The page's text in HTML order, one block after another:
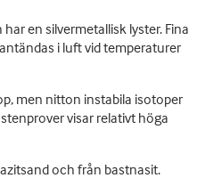
en silvermetallisk lyster. Fina
i luft vid temperaturer
men nitton instabila isotoper
visar relativt höga
och från bastnasit.